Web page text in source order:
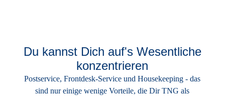
Du kannst Dich auf's Wesentliche
konzentrieren
Postservice, Frontdesk-Service und Housekeeping - das
sind nur einige wenige Vorteile, die Dir TNG als